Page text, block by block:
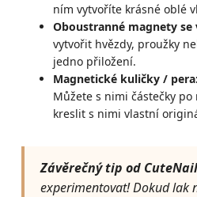
ním vytvoříte krásné oblé
Oboustranné magnety se
vytvořit hvězdy, proužky
jedno přiložení.
Magnetické kuličky / pera:
Můžete s nimi částečky po
kreslit s nimi vlastní
Závěrečný tip od
experimentovat! Dokud lak